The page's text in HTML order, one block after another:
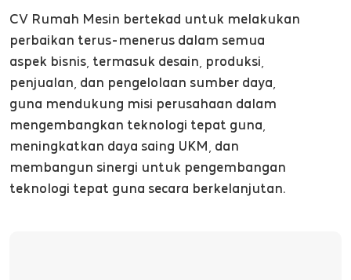
CV Rumah Mesin bertekad untuk melakukan
perbaikan terus-menerus dalam semua
aspek bisnis, termasuk desain, produksi,
penjualan, dan pengelolaan sumber daya,
guna mendukung misi perusahaan dalam
mengembangkan teknologi tepat guna,
meningkatkan daya saing UKM, dan
membangun sinergi untuk pengembangan
teknologi tepat guna secara berkelanjutan.